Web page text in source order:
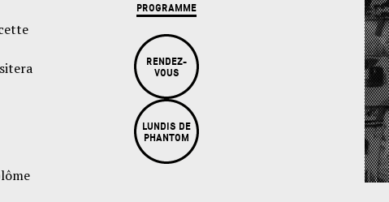
PROGRAMME
RENDEZ-
VOUS
LUNDIS DE
PHANTOM